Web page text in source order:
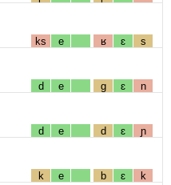
ks e ʁ ɛ s
d e g ɛ n
d e d ɛ ɲ
k e b ɛ k